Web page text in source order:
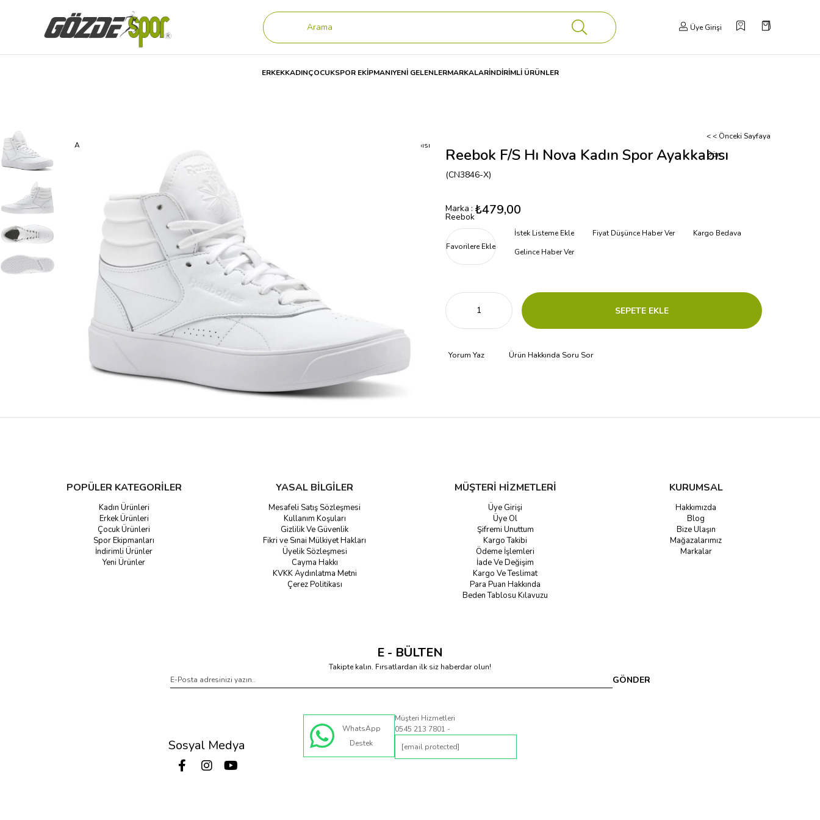
Üye Girişi
ERKEKKADINÇOCUKSPOR EKİPMANIYENİ GELENLERMARKALARİNDİRİMLİ ÜRÜNLER
Anasayfa Reebok F/S Hı Nova Kadın Spor Ayakkabısı
< < Önceki Sayfaya
Dön
Reebok F/S Hı Nova Kadın Spor Ayakkabısı
(CN3846-X)
Marka :
Reebok₺479,00
Favorilere Ekle
İstek Listeme Ekle Fiyat Düşünce Haber Ver
Kargo Bedava
Gelince Haber Ver
Yorum Yaz Ürün Hakkında Soru Sor
POPÜLER KATEGORİLER
Kadın Ürünleri
Erkek Ürünleri
Çocuk Ürünleri
Spor Ekipmanları
İndirimli Ürünler
Yeni Ürünler
YASAL BİLGİLER
Mesafeli Satış Sözleşmesi
Kullanım Koşuları
Gizlilik Ve Güvenlik
Fikri ve Sınai Mülkiyet Hakları
Üyelik Sözleşmesi
Cayma Hakkı
KVKK Aydınlatma Metni
Çerez Politikası
MÜŞTERİ HİZMETLERİ
Üye Girişi
Üye Ol
Şifremi Unuttum
Kargo Takibi
Ödeme İşlemleri
İade Ve Değişim
Kargo Ve Teslimat
Para Puan Hakkında
Beden Tablosu Kılavuzu
KURUMSAL
Hakkımızda
Blog
Bize Ulaşın
Mağazalarımız
Markalar
E - BÜLTEN
Takipte kalın. Fırsatlardan ilk siz haberdar olun!
GÖNDER
Sosyal Medya
WhatsApp
Destek
Müşteri Hizmetleri
0545 213 7801 -
[email protected]